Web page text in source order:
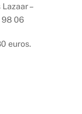
–
98 06
euros.